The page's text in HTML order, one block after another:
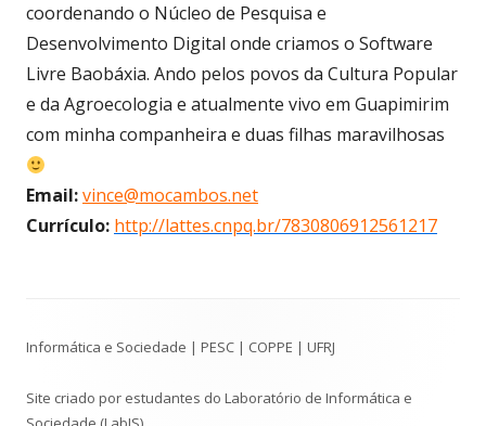
coordenando o Núcleo de Pesquisa e
Desenvolvimento Digital onde criamos o Software
Livre Baobáxia. Ando pelos povos da Cultura Popular
e da Agroecologia e atualmente vivo em Guapimirim
com minha companheira e duas filhas maravilhosas
Email:vince@mocambos.net
Currículo: http://lattes.cnpq.br/7830806912561217
do
Rodapé
Informática e Sociedade | PESC | COPPE | UFRJ
Site criado por estudantes do Laboratório de Informática e